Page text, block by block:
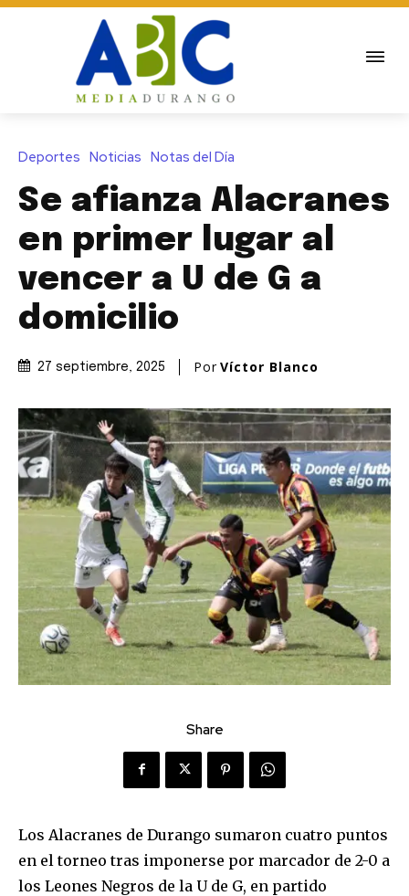
Deportes Noticias Notas del Día
Se afianza Alacranes
en primer lugar al
vencer a U de G a
domicilio
27 septiembre, 2025 PorVíctor Blanco
Share
Los Alacranes de Durango sumaron cuatro puntos
en el torneo tras imponerse por marcador de 2-0 a
los Leones Negros de la U de G, en partido